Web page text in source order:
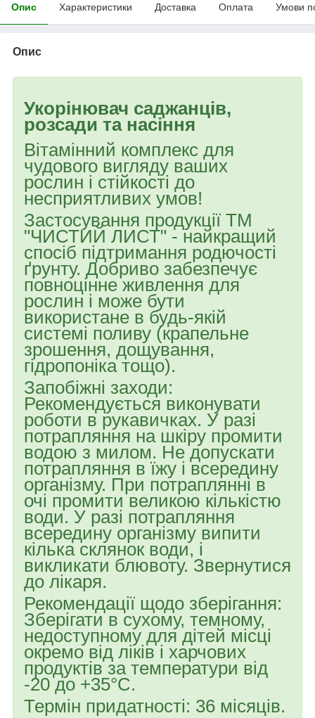
Опис Характеристики Доставка Оплата Умови
Опис
Укорінювач саджанців,
розсади та насіння
Вітамінний комплекс для
чудового вигляду ваших
рослин і стійкості до
несприятливих умов!
Застосування продукції ТМ
"ЧИСТИЙ ЛИСТ" - найкращий
спосіб підтримання родючості
ґрунту. Добриво забезпечує
повноцінне живлення для
рослин і може бути
використане в будь-якій
системі поливу (крапельне
зрошення, дощування,
гідропоніка тощо).
Запобіжні заходи:
Рекомендується виконувати
роботи в рукавичках. У разі
потрапляння на шкіру промити
водою з милом. Не допускати
потрапляння в їжу і всередину
організму. При потраплянні в
очі промити великою кількістю
води. У разі потрапляння
всередину організму випити
кілька склянок води, і
викликати блювоту. Звернутися
до лікаря.
Рекомендації щодо зберігання:
Зберігати в сухому, темному,
недоступному для дітей місці
окремо від ліків і харчових
продуктів за температури від
-20 до +35°С.
Термін придатності: 36 місяців.